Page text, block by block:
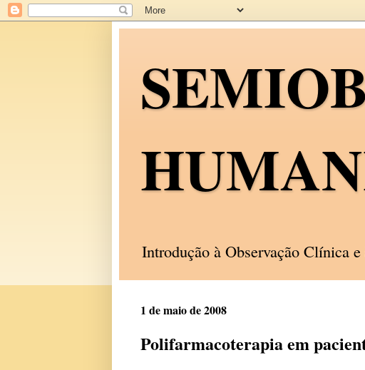
Introdução à Observação Clínica
1 de maio de 2008
Polifarmacoterapia em